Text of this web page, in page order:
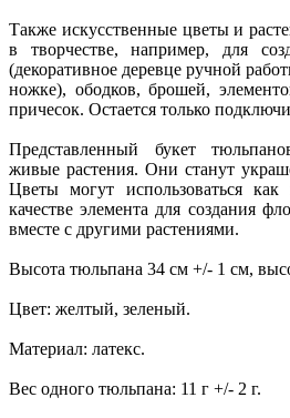
Также искусственные цветы и
в творчестве, например, для
(декоративное деревце ручной
ножке), ободков, брошей,
причесок. Остается только
Представленный букет
живые растения. Они станут
Цветы могут использоваться
качестве элемента для создания
вместе с другими растениями.
Высота тюльпана 34 см +/- 1 см,
Цвет: желтый, зеленый.
Материал: латекс.
Вес одного тюльпана: 11 г +/- 2 г.